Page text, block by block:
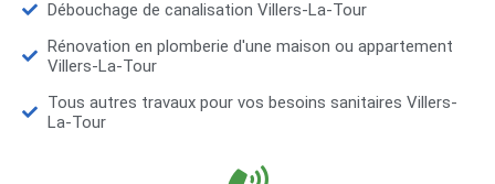
Débouchage de canalisation Villers-La-Tour
Rénovation en plomberie d'une maison ou appartement
Villers-La-Tour
Tous autres travaux pour vos besoins sanitaires Villers-
La-Tour